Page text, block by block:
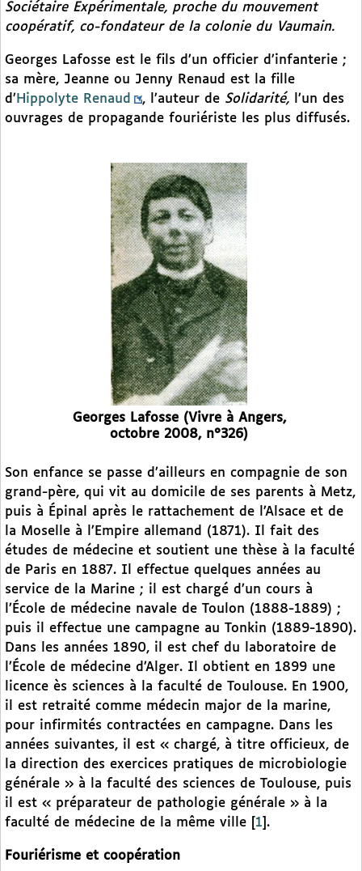
Sociétaire Expérimentale, proche du mouvement
coopératif, co-fondateur de la colonie du Vaumain.
Georges Lafosse est le fils d’un officier d’infanterie ;
sa mère, Jeanne ou Jenny Renaud est la fille
d’ Hippolyte Renaud , l’auteur de Solidarité,
l’un des
ouvrages de propagande fouriériste les plus diffusés.
Georges Lafosse (Vivre à Angers,
octobre 2008, n°326)
Son enfance se passe d’ailleurs en compagnie de son
grand-père, qui vit au domicile de ses parents à Metz,
puis à Épinal après le rattachement de l’Alsace et de
la Moselle à l’Empire allemand (1871). Il fait des
études de médecine et soutient une thèse à la faculté
de Paris en 1887. Il effectue quelques années au
service de la Marine ; il est chargé d’un cours à
l’École de médecine navale de Toulon (1888-1889) ;
puis il effectue une campagne au Tonkin (1889-1890).
Dans les années 1890, il est chef du laboratoire de
l’École de médecine d’Alger. Il obtient en 1899 une
licence ès sciences à la faculté de Toulouse. En 1900,
il est retraité comme médecin major de la marine,
pour infirmités contractées en campagne. Dans les
années suivantes, il est « chargé, à titre officieux, de
la direction des exercices pratiques de microbiologie
générale » à la faculté des sciences de Toulouse, puis
il est « préparateur de pathologie générale » à la
faculté de médecine de la même ville
1 .
Fouriérisme et coopération